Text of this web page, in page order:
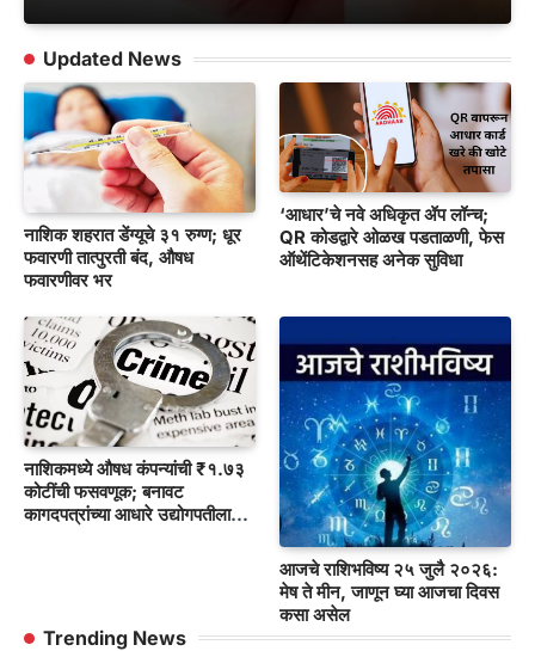
Updated News
नाशिक शहरात डेंग्यूचे ३१ रुग्ण; धूर
फवारणी तात्पुरती बंद, औषध
फवारणीवर भर
‘आधार’चे नवे अधिकृत ॲप लॉन्च;
QR कोडद्वारे ओळख पडताळणी, फेस
ऑथेंटिकेशनसह अनेक सुविधा
नाशिकमध्ये औषध कंपन्यांची ₹१.७३
कोटींची फसवणूक; बनावट
कागदपत्रांच्या आधारे उद्योगपतीला
आजचे राशिभविष्य २५ जुलै २०२६:
मेष ते मीन, जाणून घ्या आजचा दिवस
कसा असेल
Trending News